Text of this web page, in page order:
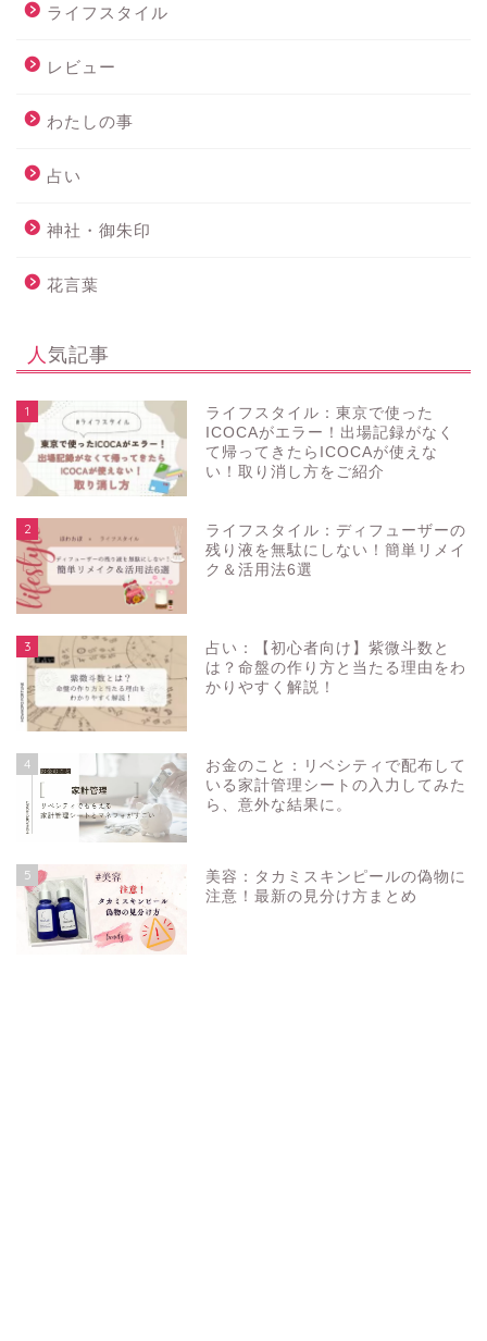
ライフスタイル
レビュー
わたしの事
占い
神社・御朱印
花言葉
人気記事
1
ライフスタイル：東京で使った
ICOCAがエラー！出場記録がなく
て帰ってきたらICOCAが使えな
い！取り消し方をご紹介
2
ライフスタイル：ディフューザーの
残り液を無駄にしない！簡単リメイ
ク＆活用法6選
3
占い：【初心者向け】紫微斗数と
は？命盤の作り方と当たる理由をわ
かりやすく解説！
4
お金のこと：リベシティで配布して
いる家計管理シートの入力してみた
ら、意外な結果に。
5
美容：タカミスキンピールの偽物に
注意！最新の見分け方まとめ